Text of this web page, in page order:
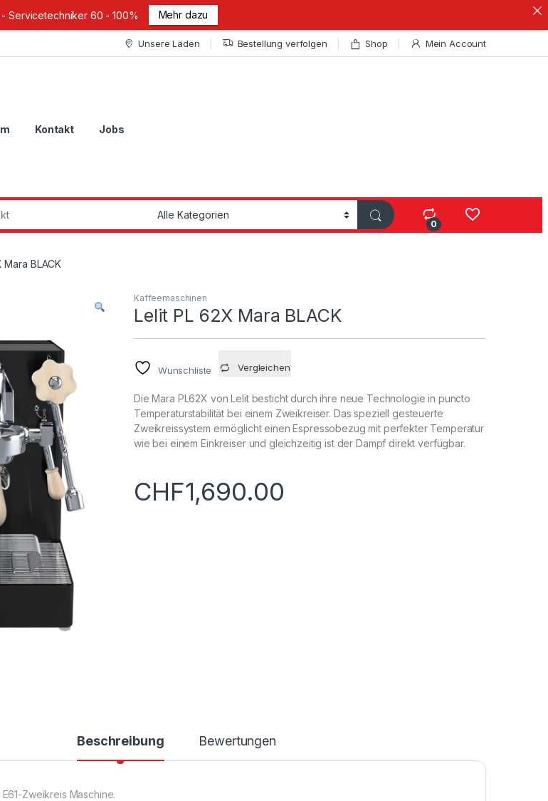
Unsere Läden Bestellung verfolgen Shop Mein Account
Kontakt Jobs
0
Mara BLACK
Kaffeemaschinen
Lelit PL 62X Mara BLACK
Wunschliste Vergleichen
Die Mara PL62X von Lelit besticht durch ihre neue Technologie in puncto
Temperaturstabilität bei einem Zweikreiser. Das speziell gesteuerte
Zweikreissystem ermöglicht einen Espressobezug mit perfekter Temperatur
wie bei einem Einkreiser und gleichzeitig ist der Dampf direkt verfügbar.
CHF1,690.00
Beschreibung Bewertungen
Zweikreis Maschine.
- Servicetechniker 60 - 100% Mehr dazu